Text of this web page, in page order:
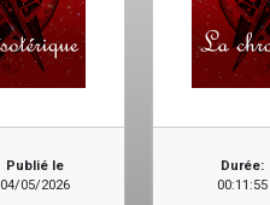
Publié le
04/05/2026
Durée:
00:11:55